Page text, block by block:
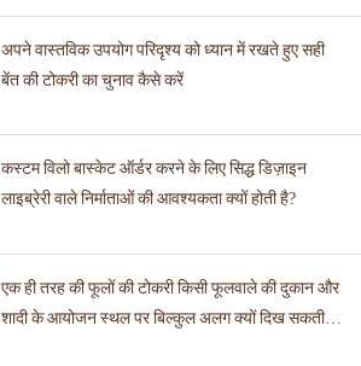
अपने वास्तविक उपयोग परिदृश्य को ध्यान में रखते हुए सही
बेंत की टोकरी का चुनाव कैसे करें
कस्टम विलो बास्केट ऑर्डर करने के लिए सिद्ध डिज़ाइन
लाइब्रेरी वाले निर्माताओं की आवश्यकता क्यों होती है?
एक ही तरह की फूलों की टोकरी किसी फूलवाले की दुकान और
शादी के आयोजन स्थल पर बिल्कुल अलग क्यों दिख सकती